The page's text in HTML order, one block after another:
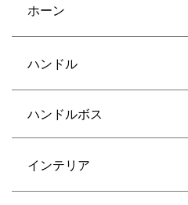
ホーン
ハンドル
ハンドルボス
インテリア